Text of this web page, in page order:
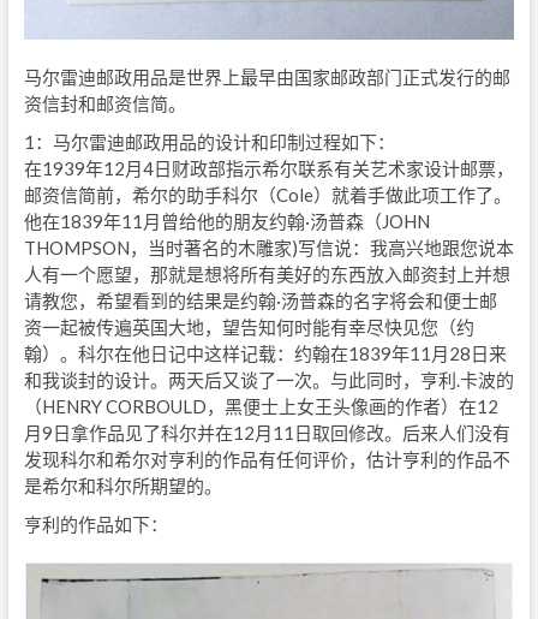
马尔雷迪邮政用品是世界上最早由国家邮政部门正式发行的邮
资信封和邮资信简。
1：马尔雷迪邮政用品的设计和印制过程如下：
在1939年12月4日财政部指示希尔联系有关艺术家设计邮票，
邮资信简前，希尔的助手科尔（Cole）就着手做此项工作了。
他在1839年11月曾给他的朋友约翰·汤普森（JOHN
THOMPSON，当时著名的木雕家)写信说：我高兴地跟您说本
人有一个愿望，那就是想将所有美好的东西放入邮资封上并想
请教您，希望看到的结果是约翰·汤普森的名字将会和便士邮
资一起被传遍英国大地，望告知何时能有幸尽快见您（约
翰）。科尔在他日记中这样记载：约翰在1839年11月28日来
和我谈封的设计。两天后又谈了一次。与此同时，亨利.卡波的
（HENRY CORBOULD，黑便士上女王头像画的作者）在12
月9日拿作品见了科尔并在12月11日取回修改。后来人们没有
发现科尔和希尔对亨利的作品有任何评价，估计亨利的作品不
是希尔和科尔所期望的。
亨利的作品如下：